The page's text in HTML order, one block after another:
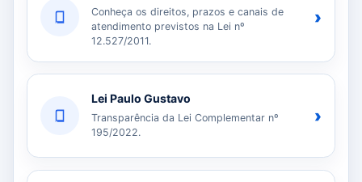
Conheça os direitos, prazos e canais de
atendimento previstos na Lei nº
12.527/2011.
›
Lei Paulo Gustavo
Transparência da Lei Complementar nº
195/2022.
›